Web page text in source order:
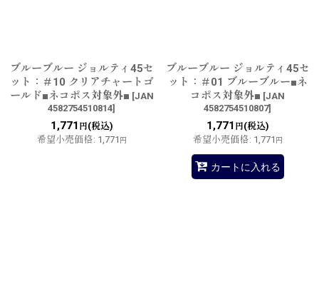
ブルーブルー ジョルティ45セ
ット：＃10 クリアチャートゴ
ールド■ネコポス対象外■ [JAN
4582754510814]
1,771 円(税込)
希望小売価格: 1,771 円
ブルーブルー ジョルティ45セ
ット：＃01 ブルーブルー■ネ
コポス対象外■ [JAN
4582754510807]
1,771 円(税込)
希望小売価格: 1,771 円
カートに入れる